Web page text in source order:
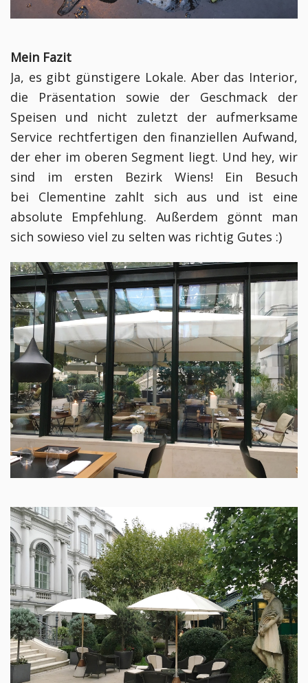
Mein Fazit
Ja, es gibt günstigere Lokale. Aber das Interior,
die Präsentation sowie der Geschmack der
Speisen und nicht zuletzt der aufmerksame
Service rechtfertigen den finanziellen Aufwand,
der eher im oberen Segment liegt. Und hey, wir
sind im ersten Bezirk Wiens! Ein Besuch
bei Clementine zahlt sich aus und ist eine
absolute Empfehlung. Außerdem gönnt man
sich sowieso viel zu selten was richtig Gutes :)